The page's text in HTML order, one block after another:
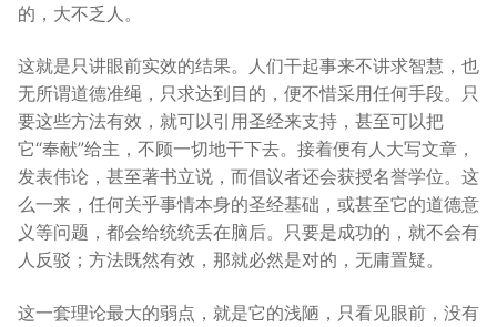
的，大不乏人。
这就是只讲眼前实效的结果。人们干起事来不讲求智慧，也
无所谓道德准绳，只求达到目的，便不惜采用任何手段。只
要这些方法有效，就可以引用圣经来支持，甚至可以把
它“奉献”给主，不顾一切地干下去。接着便有人大写文章，
发表伟论，甚至著书立说，而倡议者还会获授名誉学位。这
么一来，任何关乎事情本身的圣经基础，或甚至它的道德意
义等问题，都会给统统丢在脑后。只要是成功的，就不会有
人反驳；方法既然有效，那就必然是对的，无庸置疑。
这一套理论最大的弱点，就是它的浅陋，只看见眼前，没有